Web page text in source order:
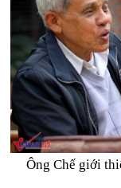
Ông Chế giới